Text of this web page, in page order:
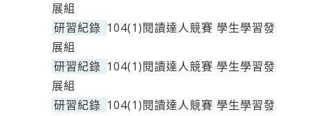
展組
研習紀錄 104(1)閱讀達人競賽 學生學習發
展組
研習紀錄 104(1)閱讀達人競賽 學生學習發
展組
研習紀錄 104(1)閱讀達人競賽 學生學習發